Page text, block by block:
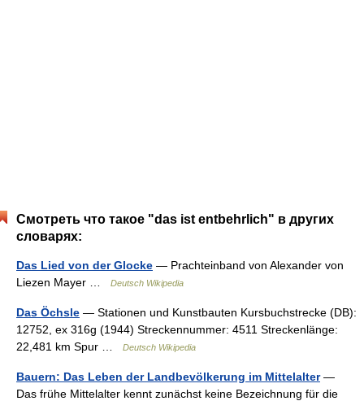
Смотреть что такое "das ist entbehrlich" в других
словарях:
Das Lied von der Glocke — Prachteinband von Alexander von
Liezen Mayer …
Deutsch Wikipedia
Das Öchsle — Stationen und Kunstbauten Kursbuchstrecke (DB):
12752, ex 316g (1944) Streckennummer: 4511 Streckenlänge:
22,481 km Spur …
Deutsch Wikipedia
Bauern: Das Leben der Landbevölkerung im Mittelalter—
Das frühe Mittelalter kennt zunächst keine Bezeichnung für die